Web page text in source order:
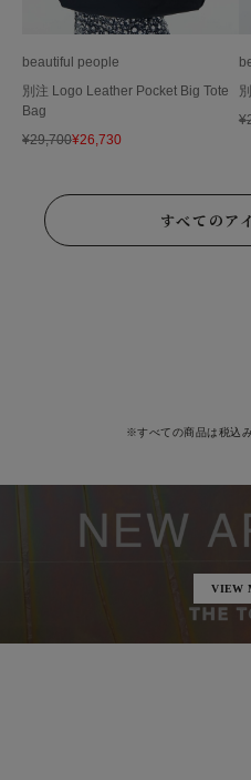
beautiful people
別注 Logo Leather Pocket Big Tote
Bag
¥29,700¥26,730
¥
すべてのア
※すべての商品は税込
VIEW